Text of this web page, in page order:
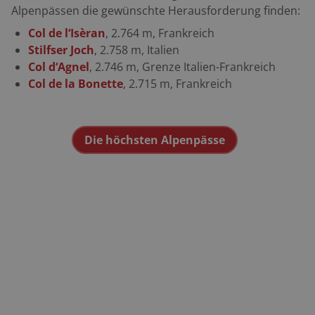
Alpenpässen die gewünschte Herausforderung finden:
Col de l‘Isèran, 2.764 m, Frankreich
Stilfser Joch, 2.758 m, Italien
Col d‘Agnel, 2.746 m, Grenze Italien-Frankreich
Col de la Bonette, 2.715 m, Frankreich
Die höchsten Alpenpässe